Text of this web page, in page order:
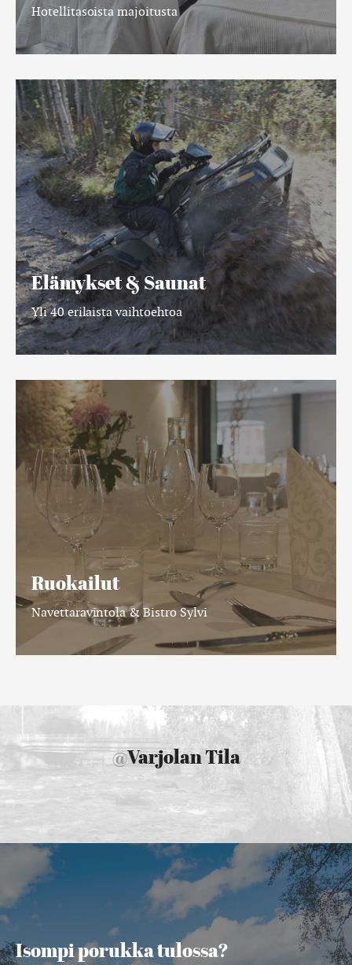
Hotellitasoista majoitusta
Elämykset
&
Saunat
Elämykset & Saunat
Yli 40 erilaista vaihtoehtoa
Ruokailut
Ruokailut
Navettaravintola & Bistro Sylvi
@Varjolan Tila
Isompi porukka tulossa?